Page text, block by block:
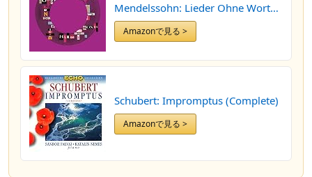
Mendelssohn: Lieder Ohne Worte
(Songs Without Words) (Excerpts)
Amazonで見る >
Schubert: Impromptus (Complete)
Amazonで見る >